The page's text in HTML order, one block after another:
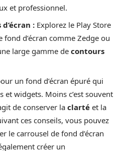
et professionnel.
: Explorez le Play Store
d’écran comme Zedge ou
large gamme de contours
un fond d’écran épuré qui
et widgets. Moins c’est souvent
de conserver la clarté et la
ces conseils, vous pouvez
le carrousel de fond d’écran
créer un